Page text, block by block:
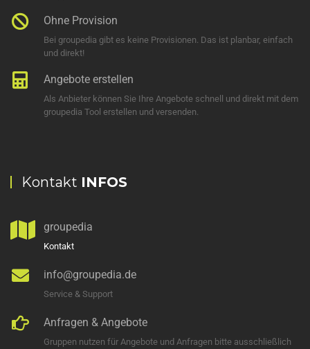
Ohne Provision
Bei groupedia gibt es keine Provisionen. Das ist planbar, einfach
und direkt!
Angebote erstellen
Als Anbieter können Sie Ihre Angebote schnell und direkt mit dem
groupedia Tool erstellen und versenden.
Kontakt INFOS
groupedia
Kontakt
info@groupedia.de
Service & Support
Anfragen & Angebote
Gruppen nutzen für Angebote und Anfragen bitte ausschließlich